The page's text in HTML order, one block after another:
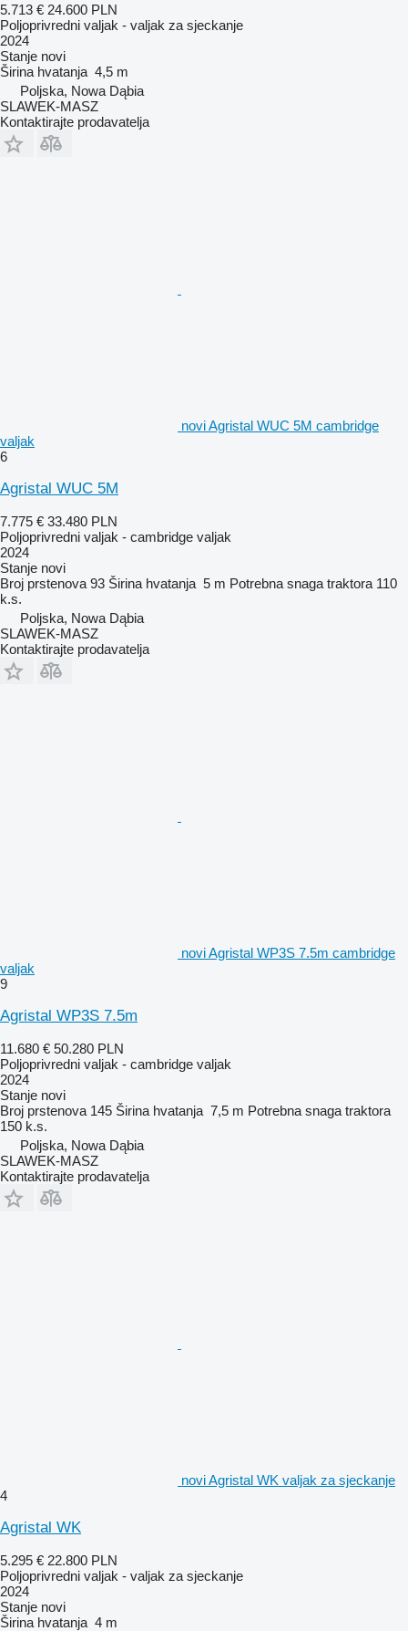
5.713 € 24.600 PLN
Poljoprivredni valjak - valjak za sjeckanje
2024
Stanje novi
Širina hvatanja 4,5 m
Poljska, Nowa Dąbia
SLAWEK-MASZ
Kontaktirajte prodavatelja
novi Agristal WUC 5M cambridge
valjak
6
Agristal WUC 5M
7.775 € 33.480 PLN
Poljoprivredni valjak - cambridge valjak
2024
Stanje novi
Broj prstenova 93 Širina hvatanja 5 m Potrebna snaga traktora 110
k.s.
Poljska, Nowa Dąbia
SLAWEK-MASZ
Kontaktirajte prodavatelja
novi Agristal WP3S 7.5m cambridge
valjak
9
Agristal WP3S 7.5m
11.680 € 50.280 PLN
Poljoprivredni valjak - cambridge valjak
2024
Stanje novi
Broj prstenova 145 Širina hvatanja 7,5 m Potrebna snaga traktora
150 k.s.
Poljska, Nowa Dąbia
SLAWEK-MASZ
Kontaktirajte prodavatelja
novi Agristal WK valjak za sjeckanje
4
Agristal WK
5.295 € 22.800 PLN
Poljoprivredni valjak - valjak za sjeckanje
2024
Stanje novi
Širina hvatanja 4 m